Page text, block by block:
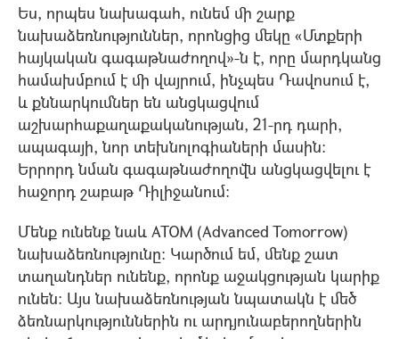
Ես, որպես նախագահ, ունեմ մի շարք
նախաձեռնություններ, որոնցից մեկը «Մտքերի
հայկական գագաթնաժողով»-ն է, որը մարդկանց
համախմբում է մի վայրում, ինչպես Դավոսում է,
և քննարկումներ են անցկացվում
աշխարհաքաղաքականության, 21-րդ դարի,
ապագայի, նոր տեխնոլոգիաների մասին:
Երրորդ նման գագաթնաժողովն անցկացվելու է
հաջորդ շաբաթ Դիլիջանում:
Մենք ունենք նաև ATOM (Advanced Tomorrow)
նախաձեռնությունը: Կարծում եմ, մենք շատ
տաղանդներ ունենք, որոնք աջակցության կարիք
ունեն: Այս նախաձեռնության նպատակն է մեծ
ձեռնարկություններին ու արդյունաբերողներին